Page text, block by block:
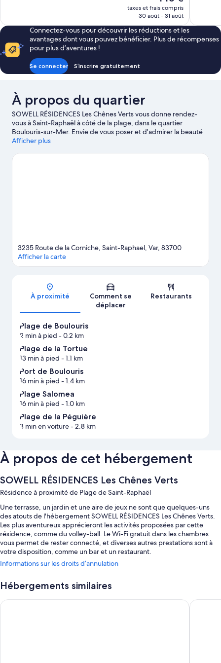
nouveau
prix
de
146 €
taxes et frais compris
30 août - 31 août
Connectez-vous pour découvrir les réductions et les
avantages dont vous pouvez bénéficier. Plus de récompenses
pour plus d’aventures !
Se connecter S’inscrire gratuitement
À propos du quartier
SOWELL RÉSIDENCES Les Chênes Verts vous donne rendez-
vous à Saint-Raphaël à côté de la plage, dans le quartier
Boulouris-sur-Mer. Envie de vous poser et d'admirer la beauté
naturelle des lieux ? Les incontournables Plage de Fréjus et
de Fréjus et Aqualand méritent aussi une visite. Amateur de
Afficher plus
Carte
3235 Route de la Corniche, Saint-Raphael, Var, 83700
Afficher la carte
À proximité
Comment se
déplacer
Restaurants
Plage de Boulouris
2 min à pied - 0.2 km
Plage de la Tortue
13 min à pied - 1.1 km
Port de Boulouris
16 min à pied - 1.4 km
Plage Salomea
16 min à pied - 1.0 km
Plage de la Péguière
3 min en voiture- 2.8 km
À propos de cet hébergement
SOWELL RÉSIDENCES Les Chênes Verts
Résidence à proximité de Plage de Saint-Raphaël
Une terrasse, un jardin et une aire de jeux ne sont que quelques-uns
des atouts de l'hébergement SOWELL RÉSIDENCES Les Chênes Verts.
Les plus aventureux apprécieront les activités proposées par cette
résidence, comme du volley-ball. Le Wi-Fi gratuit dans les chambres
vous permet de rester connecté, et diverses autres prestations sont à
votre disposition, comme un bar et un restaurant.
Parmi les autres petits plus qui vous attendent :
Piscine en plein air avec chaises longues
supplément) et service d'assistance pour les visites touristiques ou
Informations sur les droits d’annulation
Hébergements similaires
SOWELL HÔTELS La Plage Hôtel de